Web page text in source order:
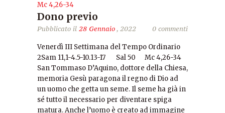
Mc 4,26-34
Dono previo
Pubblicato il 28 Gennaio, 2022 0 commenti
Venerdì III Settimana del Tempo Ordinario
2Sam 11,1-4.5-10.13-17 Sal 50 Mc 4,26-34
San Tommaso D’Aquino, dottore della Chiesa,
memoria Gesù paragona il regno di Dio ad
un uomo che getta un seme. Il seme ha già in
sé tutto il necessario per diventare spiga
matura. Anche l’uomo è creato ad immagine